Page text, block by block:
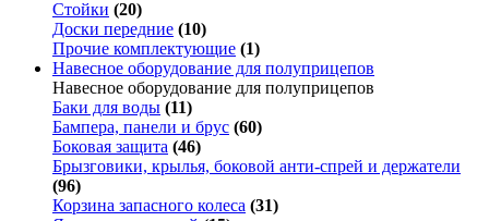
Стойки (20)
Доски передние (10)
Прочие комплектующие (1)
Навесное оборудование для полуприцепов
Навесное оборудование для полуприцепов
Баки для воды (11)
Бампера, панели и брус (60)
Боковая защита (46)
Брызговики, крылья, боковой анти-спрей и держатели
(96)
Корзина запасного колеса (31)